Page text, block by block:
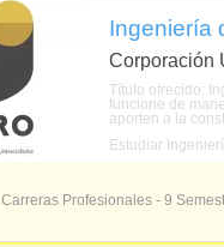
Ingeniería
Corporación
Título ofrecido:
funcione de
aporten a la
Estudiar
Carreras Profesionales - 9